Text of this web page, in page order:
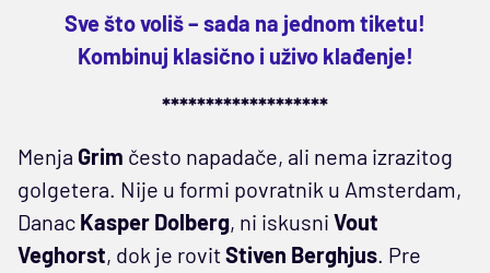
Sve što voliš – sada na jednom tiketu!
Kombinuj klasično i uživo klađenje!
*******************
Menja Grim često napadače, ali nema izrazitog
golgetera. Nije u formi povratnik u Amsterdam,
Danac Kasper Dolberg, ni iskusni Vout
Veghorst, dok je rovitStiven Berghjus. Pre